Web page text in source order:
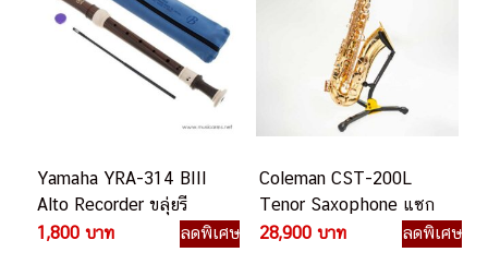
Yamaha YRA-314 BIII
Alto Recorder ขลุ่ยรี
คอร์เดอร์
1,800 บาท ลดพิเศษ
Coleman CST-200L
Tenor Saxophone แซก
โซโฟน
28,900 บาท ลดพิเศษ